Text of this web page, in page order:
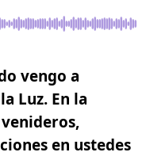
vengo a
la Luz. En la
en ustedes